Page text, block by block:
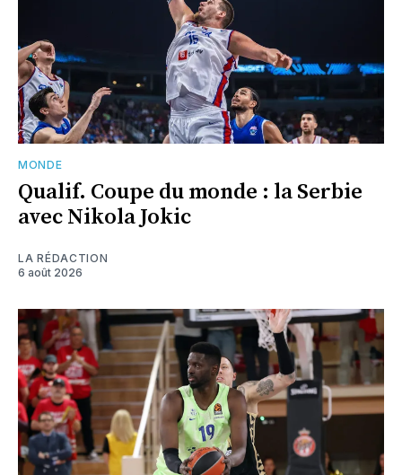
MONDE
Qualif. Coupe du monde : la Serbie
avec Nikola Jokic
LA RÉDACTION
6 août 2026